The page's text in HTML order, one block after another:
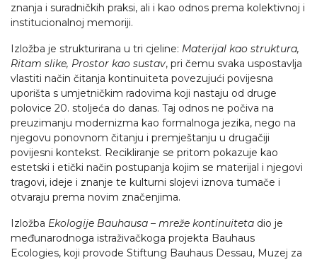
znanja i suradničkih praksi, ali i kao odnos prema kolektivnoj i
institucionalnoj memoriji.
Izložba je strukturirana u tri cjeline: Materijal kao struktura,
Ritam slike, Prostor kao sustav, pri čemu svaka uspostavlja
vlastiti način čitanja kontinuiteta povezujući povijesna
uporišta s umjetničkim radovima koji nastaju od druge
polovice 20. stoljeća do danas. Taj odnos ne počiva na
preuzimanju modernizma kao formalnoga jezika, nego na
njegovu ponovnom čitanju i premještanju u drugačiji
povijesni kontekst. Recikliranje se pritom pokazuje kao
estetski i etički način postupanja kojim se materijal i njegovi
tragovi, ideje i znanje te kulturni slojevi iznova tumače i
otvaraju prema novim značenjima.
Izložba Ekologije Bauhausa – mreže kontinuiteta dio je
međunarodnoga istraživačkoga projekta Bauhaus
Ecologies, koji provode Stiftung Bauhaus Dessau, Muzej za